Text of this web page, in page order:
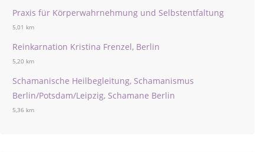
Praxis für Körperwahrnehmung und Selbstentfaltung
5,01 km
Reinkarnation Kristina Frenzel, Berlin
5,20 km
Schamanische Heilbegleitung, Schamanismus
Berlin/Potsdam/Leipzig, Schamane Berlin
5,36 km